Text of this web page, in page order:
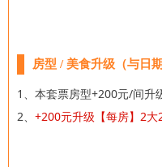
房型 / 美食升级（与日
1、本套票房型+200元/间升
2、 +200元升级【每房】2大